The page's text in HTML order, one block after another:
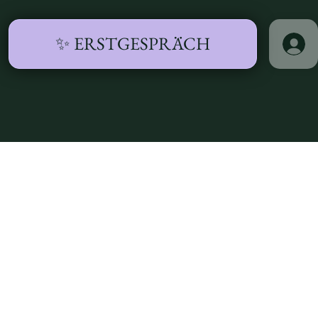
✨ ERSTGESPRÄCH